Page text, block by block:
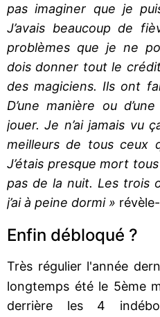
pas imaginer que je
J’avais beaucoup de
problèmes que je ne
dois donner tout le
des magiciens. Ils ont
D’une manière ou
jouer. Je n’ai jamais vu
meilleurs de tous ceux
J’étais presque mort
pas de la nuit. Les trois
j’ai à peine dormi »
Enfin débloqué ?
Très régulier l'année
longtemps été le 5ème
derrière les 4